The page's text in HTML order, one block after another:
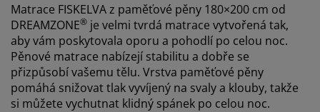
Matrace FISKELVA z paměťové pěny 180×200 cm od
DREAMZONE® je velmi tvrdá matrace vytvořená tak,
aby vám poskytovala oporu a pohodlí po celou noc.
Pěnové matrace nabízejí stabilitu a dobře se
přizpůsobí vašemu tělu. Vrstva paměťové pěny
pomáhá snižovat tlak vyvíjený na svaly a klouby, takže
si můžete vychutnat klidný spánek po celou noc.